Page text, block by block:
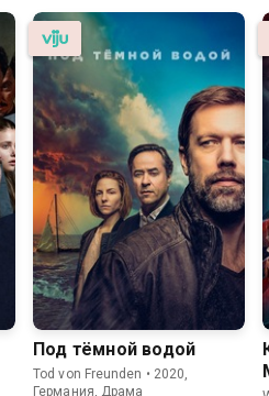
Под тёмной водой
Tod von Freunden • 2020,
Германия, Драма